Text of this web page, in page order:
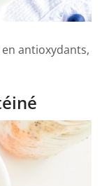
antioxydants,